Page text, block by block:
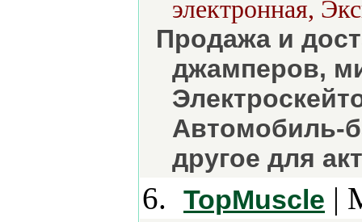
электронная,
Продажа и
джамперов,
Автомобиль-
другое для
6. TopMuscle |